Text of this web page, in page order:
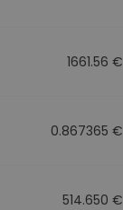
1661.56 €
0.867365 €
514.650 €